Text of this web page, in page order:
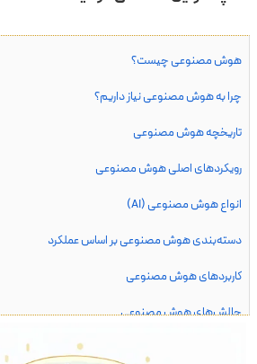
هوش مصنوعی چیست؟
چرا به هوش مصنوعی نیاز داریم؟
تاریخچه هوش مصنوعی
رویکردهای اصلی هوش مصنوعی
انواع هوش مصنوعی (AI)
دسته‌بندی هوش مصنوعی بر اساس عملکرد
کاربردهای هوش مصنوعی
چالش‌های هوش مصنوعی
آینده هوش مصنوعی : فرصت‌ها، چالش‌ها و پیش‌بینی‌ها